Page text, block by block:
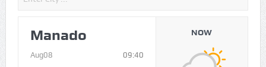
Manado
Aug08 09:40
NOW